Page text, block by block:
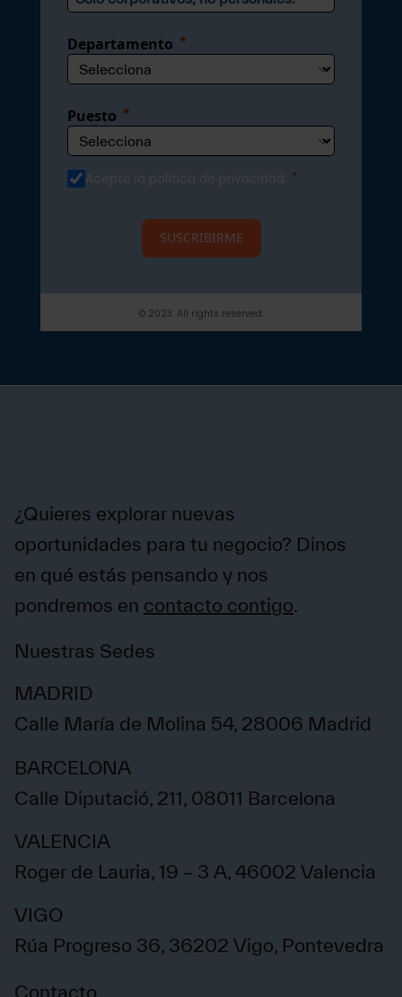
Departamento
Puesto
SUSCRIBIRME
© 2023. All rights reserved.
¿Quieres explorar nuevas
oportunidades para tu negocio? Dinos
en qué estás pensando y nos
pondremos en contacto contigo.
Nuestras Sedes
MADRID
Calle María de Molina 54, 28006 Madrid
BARCELONA
Calle Diputació, 211, 08011 Barcelona
VALENCIA
Roger de Lauria, 19 – 3 A, 46002 Valencia
VIGO
Rúa Progreso 36, 36202 Vigo, Pontevedra
Contacto